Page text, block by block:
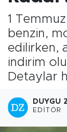
1
benzin,
edilirken,
indirim
Detaylar
DUYGU
EDITÖR
Son
Haber